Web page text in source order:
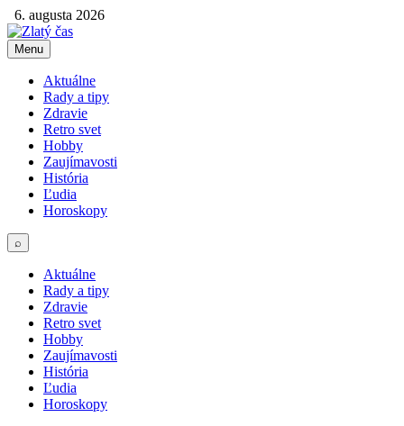
6. augusta 2026
Menu
Aktuálne
Rady a tipy
Zdravie
Retro svet
Hobby
Zaujímavosti
História
Ľudia
Horoskopy
⌕
Aktuálne
Rady a tipy
Zdravie
Retro svet
Hobby
Zaujímavosti
História
Ľudia
Horoskopy